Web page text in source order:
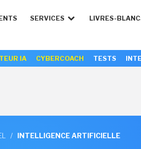
SERVICES LIVRES-
IA CYBERCOACH TESTS
/ INTELLIGENCE ARTIFICIELLE